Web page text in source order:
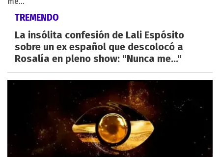
TREMENDO
La insólita confesión de Lali Espósito
sobre un ex español que descolocó a
Rosalía en pleno show: "Nunca me..."